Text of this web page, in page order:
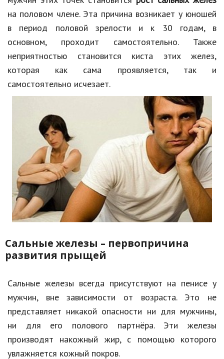
на половом члене. Эта причина возникает у юношей
в период половой зрелости и к 30 годам, в
основном, проходит самостоятельно. Также
неприятностью становится киста этих желез,
которая как сама проявляется, так и
самостоятельно исчезает.
Сальные железы – первопричина
развития прыщей
Сальные железы всегда присутствуют на пенисе у
мужчин, вне зависимости от возраста. Это не
представляет никакой опасности ни для мужчины,
ни для его полового партнёра. Эти железы
производят накожный жир, с помощью которого
увлажняется кожный покров.